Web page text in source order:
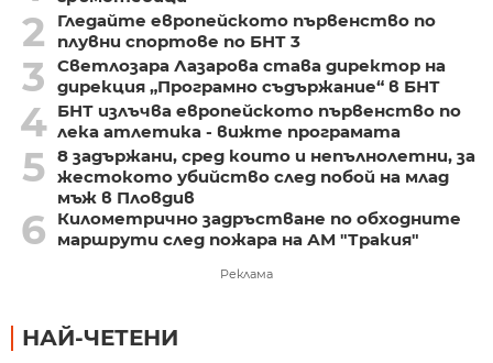
2
Гледайте европейското първенство по
плувни спортове по БНТ 3
3
Светлозара Лазарова става директор на
дирекция „Програмно съдържание“ в БНТ
4 БНТ излъчва европейското първенство по
лека атлетика - вижте програмата
5 8 задържани, сред които и непълнолетни, за
жестокото убийство след побой на млад
мъж в Пловдив
6
Километрично задръстване по обходните
маршрути след пожара на АМ "Тракия"
Реклама
НАЙ-ЧЕТЕНИ